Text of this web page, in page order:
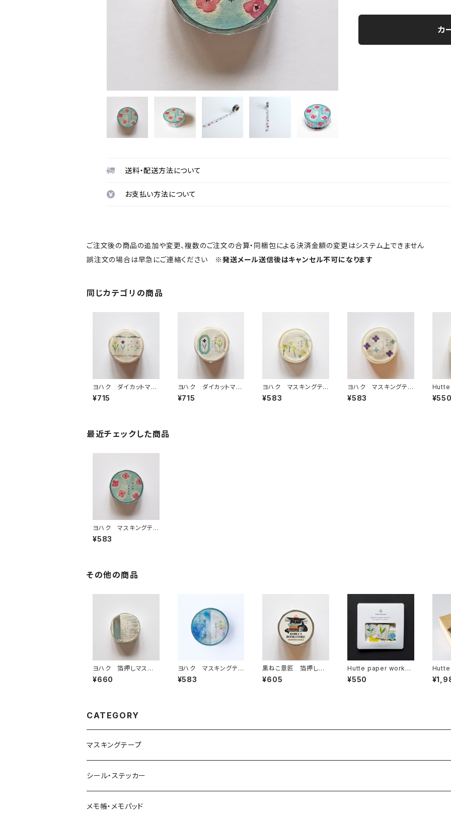
カ
送料・配送方法について
お支払い方法について
ご注文後の商品の追加や変更、複数のご注文の合算・同梱包による決済金額の変更はシステム上できません
誤注文の場合は早急にご連絡ください ※発送メール送信後はキャンセル不可になります
同じカテゴリの商品
ヨハク ダイカットマス
キングテープ テン
ポ YD-003
¥715
ヨハク ダイカットマス
キングテープ ロン
ド YD-005
¥715
ヨハク マスキングテ
ープ ナノハナ Y-18
8
¥583
ヨハク マスキングテ
ープ ハナシグレ Y-1
86
¥583
マス
e
最近チェックした商品
ヨハク マスキングテ
ープ アネモネ Y-04
8
¥583
その他の商品
ヨハク 箔押しマスキ
ングテープ シラカバノ
モリ YH-008
¥660
ヨハク マスキングテ
ープ ドキュメント Y-
063
¥583
黒ねこ意匠 箔押しマ
スキングテープ ROBI
N'S BOOKSTORE本
¥605
Hutte paper works
フレークシール Sprin
g field HS-022
¥550
スタ
P-219
CATEGORY
マスキングテープ
ヨハク
和紙
Hutte paper works （プロペラスタジオ）
シール・ステッカー
フレークシール
メモ帳・メモパッド